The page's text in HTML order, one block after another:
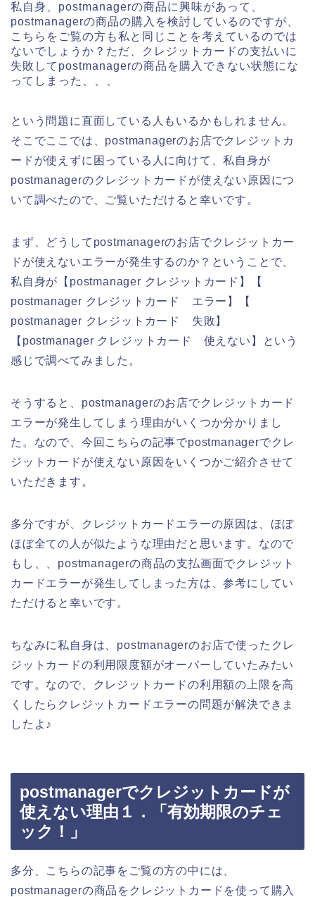
私自身、postmanagerの商品に興味があって、
postmanagerの商品の購入を検討しているのですが、
こちらをご覧の方も私と同じことを考えているのでは
ないでしょうか？ただ、クレジットカードの支払いに
失敗してpostmanagerの商品を購入できない状態にな
ってしまった、、、
という問題に直面している人もいるかもしれません。
そこでここでは、postmanagerのお店でクレジットカ
ードが使えずに困っている人に向けて、私自身が
postmanagerのクレジットカードが使えない原因につ
いて調べたので、ご覧いただけると幸いです。
まず、どうしてpostmanagerのお店でクレジットカー
ドが使えないエラーが発生するのか？ということで、
私自身が【postmanager クレジットカード】【
postmanager クレジットカード エラー】【
postmanager クレジットカード 失敗】
【postmanager クレジットカード 使えない】という
感じで調べてみました。
そうすると、postmanagerのお店でクレジットカード
エラーが発生してしまう理由がいくつか分かりまし
た。なので、今回こちらの記事でpostmanagerでクレ
ジットカードが使えない原因をいくつかご紹介させて
いただきます。
多分ですが、クレジットカードエラーの原因は、ほぼ
ほぼ全ての人が似たような理由だと思います。なので
もし、、postmanagerの商品の支払画面でクレジット
カードエラーが発生してしまった方は、参考にしてい
ただけると幸いです。
ちなみに私自身は、postmanagerのお店で使ったクレ
ジットカードの利用限度額がオーバーしていたみたい
です。なので、クレジットカードの利用額の上限を高
くしたらクレジットカードエラーの問題が解決できま
したよ♪
postmanagerでクレジットカードが
使えない理由１．「有効期限のチェ
ック！」
多分、こちらの記事をご覧の方の中には、
postmanagerの商品をクレジットカードを使って購入